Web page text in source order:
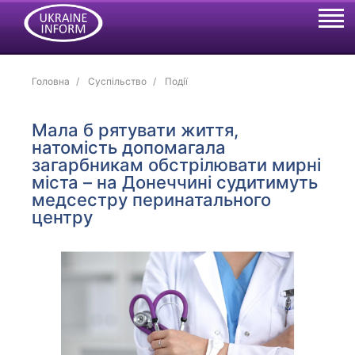
Головна Суспільство Події
Мала б рятувати життя,
натомість допомагала
загарбникам обстрілювати мирні
міста – на Донеччині судитимуть
медсестру перинатального
центру